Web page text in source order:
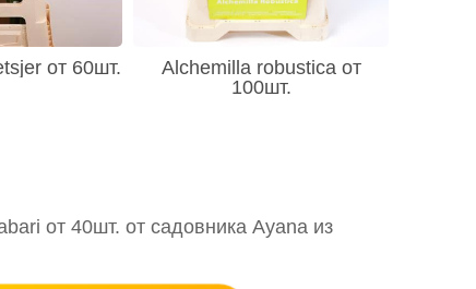
от 60шт.
Alchemilla robustica от
100шт.
от 40шт. от садовника Ayana из